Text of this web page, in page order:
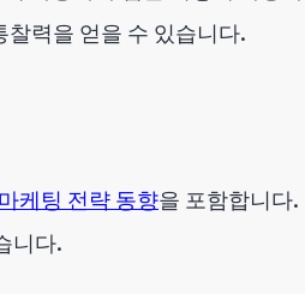
력을 얻을 수 있습니다.
케팅 전략 동향을 포함합니다.
니다.